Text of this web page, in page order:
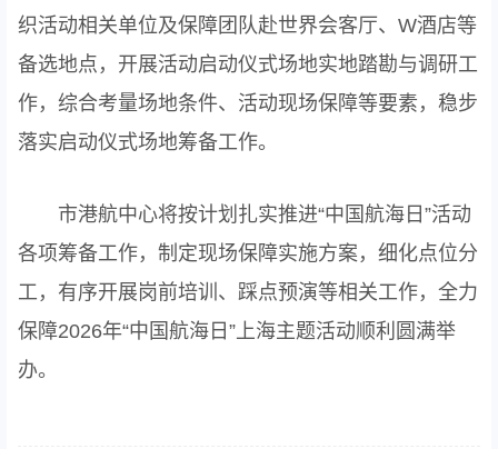
织活动相关单位及保障团队赴世界会客厅、W酒店等
备选地点，开展活动启动仪式场地实地踏勘与调研工
作，综合考量场地条件、活动现场保障等要素，稳步
落实启动仪式场地筹备工作。
市港航中心将按计划扎实推进“中国航海日”活动
各项筹备工作，制定现场保障实施方案，细化点位分
工，有序开展岗前培训、踩点预演等相关工作，全力
保障2026年“中国航海日”上海主题活动顺利圆满举
办。